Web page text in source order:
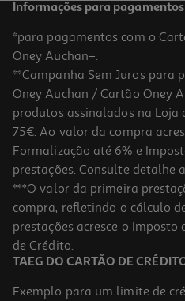
Informações para pagamentos
*para pagamentos com o
Oney Auchan+.
**Campanha Sem Juros para
Oney Auchan / Cartão Oney
produtos assinalados na
75€. Ao valor da compra
Formalização até 6% e
prestações. Consulte detalhe
***O valor da primeira
compra, refletindo o cálculo
prestações acresce o
de Crédito.
TAEG DO CARTÃO DE
Exemplo para um limite de